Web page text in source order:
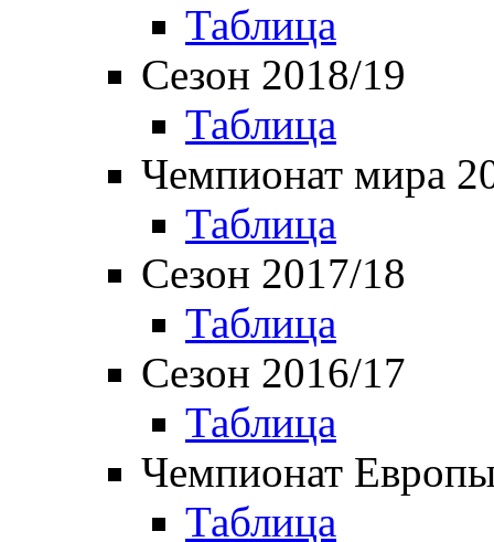
Таблица
Сезон 2018/19
Таблица
Чемпионат мира
Таблица
Сезон 2017/18
Таблица
Сезон 2016/17
Таблица
Чемпионат
Таблица